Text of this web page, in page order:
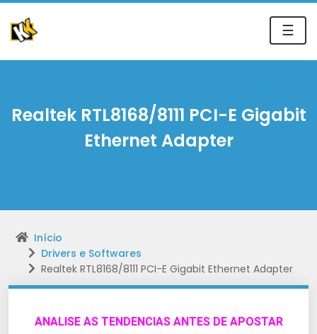
☰
Realtek RTL8168/8111 PCI-E Gigabit
Ethernet Adapter
Início
Drivers e Softwares
Realtek RTL8168/8111 PCI-E Gigabit Ethernet Adapter
ANALISE AS TENDENCIAS ANTES DE APOSTAR